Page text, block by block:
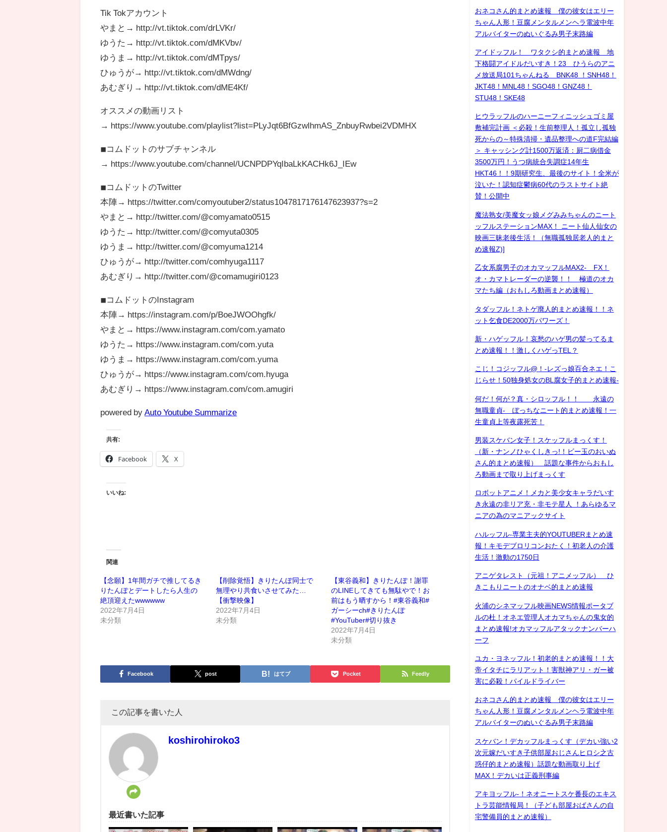
Tik Tokアカウント
やまと→ http://vt.tiktok.com/drLVKr/
ゆうた→ http://vt.tiktok.com/dMKVbv/
ゆうま→ http://vt.tiktok.com/dMTpys/
ひゅうが→ http://vt.tiktok.com/dMWdng/
あむぎり→ http://vt.tiktok.com/dME4Kf/
オススメの動画リスト
→ https://www.youtube.com/playlist?list=PLyJqt6BfGzwlhmAS_ZnbuyRwbei2VDMHX
◾︎コムドットのサブチャンネル
→ https://www.youtube.com/channel/UCNPDPYqIbaLkKACHk6J_IEw
◾︎コムドットのTwitter
本陣→ https://twitter.com/comyoutuber2/status1047817176147623937?s=2
やまと→ http://twitter.com/@comyamato0515
ゆうた→ http://twitter.com/@comyuta0305
ゆうま→ http://twitter.com/@comyuma1214
ひゅうが→ http://twitter.com/comhyuga1117
あむぎり→ http://twitter.com/@comamugiri0123
◾︎コムドットのInstagram
本陣→ https://instagram.com/p/BoeJWOOhgfk/
やまと→ https://www.instagram.com/com.yamato
ゆうた→ https://www.instagram.com/com.yuta
ゆうま→ https://www.instagram.com/com.yuma
ひゅうが→ https://www.instagram.com/com.hyuga
あむぎり→ https://www.instagram.com/com.amugiri
powered by Auto Youtube Summarize
共有:
Facebook X
いいね:
関連
【念願】1年間ガチで推してるき
りたんぽとデートしたら人生の
絶頂迎えたwwwwww
2022年7月4日
未分類
【削除覚悟】きりたんぽ同士で
無理やり共食いさせてみた…
【衝撃映像】
2022年7月4日
未分類
【東谷義和】きりたんぽ！謝罪
のLINEしてきても無駄やで！お
前はもう晒すから！#東谷義和#
ガーシーch#きりたんぽ
#YouTuber#切り抜き
2022年7月4日
未分類
Facebook post はてブ Pocket Feedly
この記事を書いた人
koshirohiroko3
最近書いた記事
おネコさん的まとめ速報 僕の彼女はエリー
ちゃん人形！豆腐メンタルメンヘラ電波中年
アルバイターのぬいぐるみ男子末路編
アイドッフル！ ワタクシ的まとめ速報 地
下格闘アイドルだいすき！23 ひうらのアニ
メ放送局101ちゃんねる BNK48 ！SNH48！
JKT48！MNL48！SGO48！GNZ48！
STU48！SKE48
ヒウラッフルのハーニーフィニッシュゴミ屋
敷補完計画 ＜必殺！生前整理人！孤立し孤独
死からの～特殊清掃・遺品整理への道F完結編
＞ キャッシング計1500万返済：厨二病借金
3500万円！うつ病統合失調症14年生
HKT46！！9期研究生、最後のサイト！全米が
泣いた！認知症鬱病60代のラストサイト絶
賛！公開中
魔法熟女/美魔女ッ娘メグみみちゃんのニート
ッフルステーションMAX！ ニート仙人仙女の
映画三昧老後生活！（無職孤独居老人的まと
め速報Z)]
乙女系腐男子のオカマッフルMAX2- FX！
オ・カマトレーダーの逆襲！！ 極道のオカ
マたち編（おもしろ動画まとめ速報）
タダッフル！ネトゲ廃人的まとめ速報！！ネ
ット乞食DE2000万パワーズ！
新・ハゲッフル！哀愁のハゲ男の髪ってるま
とめ速報！！激しくハゲっTEL？
こじ！コジッフル@！-レズっ娘百合ネエ！こ
じらせ！50独身処女のBL腐女子的まとめ速報-
何だ！何が？真・シロッフル！！ 永遠の
無職童貞- ぼっちなニート的まとめ速報！一
生童貞上等夜露死苦！
男装スケバン女子！スケッフルまっくす！
（新・ナンノひゃくしきっ!！ビー玉のおいぬ
さん的まとめ速報） 話題な事件からおもし
ろ動画まで取り上げまっくす
ロボットアニメ！メカと美少女キャラだいす
き永遠の非リア充・非モテ星人 ！あらゆるマ
ニアの為のマニアックサイト
ハルッフル-専業主夫的YOUTUBERまとめ速
報！キモデブロリコンおたく！初老人の介護
生活！激動の1750日
アニゲタレスト（元祖！アニメッフル） ひ
きこもりニートのオナベ的まとめ速報
火浦のシネマッフル映画NEWS情報ポータブ
ルの杜！オネエ管理人オカマちゃんの鬼女的
まとめ速報!オカマッフルアタックナンバーハ
ーフ
ユカ・ヨネッフル！初老的まとめ速報！！大
帝イタチにラリアット！害獣神アリ・ガー被
害に必殺！パイルドライバー
おネコさん的まとめ速報 僕の彼女はエリー
ちゃん人形！豆腐メンタルメンヘラ電波中年
アルバイターのぬいぐるみ男子末路編
スケバン！デカッフルまっくす（デカい強い2
次元嫁だいすき子供部屋おじさんヒロシ之古
惑仔的まとめ速報）話題な動画取り上げ
MAX！デカいは正義刑事編
アキヨッフル-！ネオニートスケ番長のエキス
トラ芸能情報局！（子ども部屋おばさんの自
宅警備員的まとめ速報）